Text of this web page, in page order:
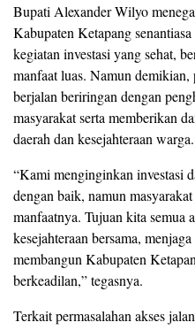
Bupati Alexander Wilyo
Kabupaten Ketapang
kegiatan investasi yang sehat,
manfaat luas. Namun demikian,
berjalan beriringan dengan
masyarakat serta memberikan
daerah dan kesejahteraan warga.
“Kami menginginkan investasi
dengan baik, namun
manfaatnya. Tujuan kita semua
kesejahteraan bersama,
membangun Kabupaten
berkeadilan,” tegasnya.
Terkait permasalahan akses